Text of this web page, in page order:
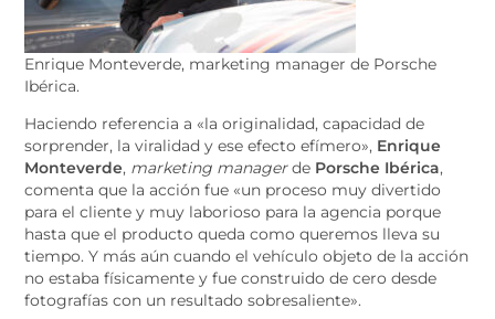
Enrique Monteverde, marketing manager de Porsche
Ibérica.
Haciendo referencia a «la originalidad, capacidad de
sorprender, la viralidad y ese efecto efímero», Enrique
Monteverde, marketing managerde Porsche Ibérica,
comenta que la acción fue «un proceso muy divertido
para el cliente y muy laborioso para la agencia porque
hasta que el producto queda como queremos lleva su
tiempo. Y más aún cuando el vehículo objeto de la acción
no estaba físicamente y fue construido de cero desde
fotografías con un resultado sobresaliente».